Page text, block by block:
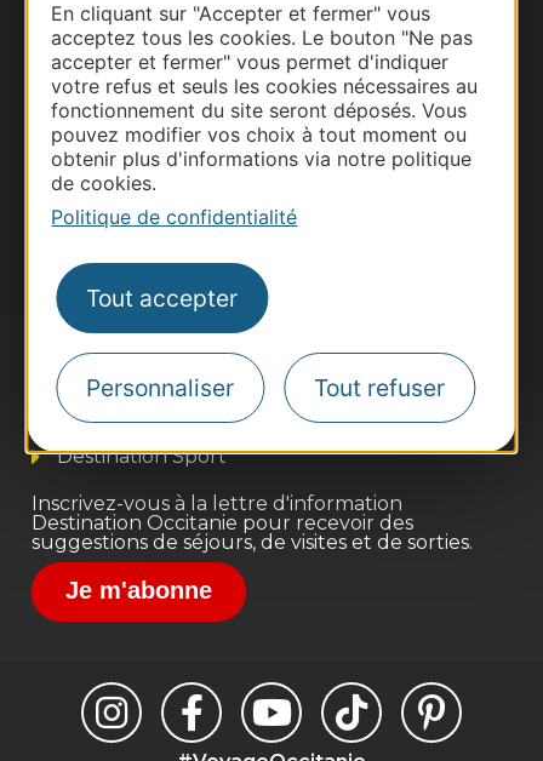
En cliquant sur "Accepter et fermer" vous
acceptez tous les cookies. Le bouton "Ne pas
accepter et fermer" vous permet d'indiquer
votre refus et seuls les cookies nécessaires au
fonctionnement du site seront déposés. Vous
pouvez modifier vos choix à tout moment ou
obtenir plus d'informations via notre politique
de cookies.
Politique de confidentialité
Tout accepter
Personnaliser Tout refuser
Thermalisme
Business/Mice
Pros d'Occitanie
Site presse et d'influence
Voyagistes
Destination Sport
Inscrivez-vous à la lettre d'information
Destination Occitanie pour recevoir des
suggestions de séjours, de visites et de sorties.
Je m'abonne